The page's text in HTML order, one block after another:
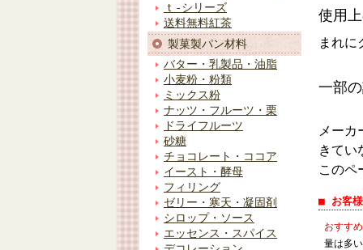
ｔ-シリーズ
送料無料紅茶
製菓製パン材料
バター・乳製品・油脂
小麦粉・粉類
ミックス粉
ナッツ・フルーツ・栗
ドライフルーツ
砂糖
チョコレート・ココア
イースト・酵母
フィリング
ゼリー・寒天・凝固剤
シロップ・ソース
エッセンス・スパイス
使用
まれに
一部
メーカ
きてい
このペ
■ お客
おすす
量は多